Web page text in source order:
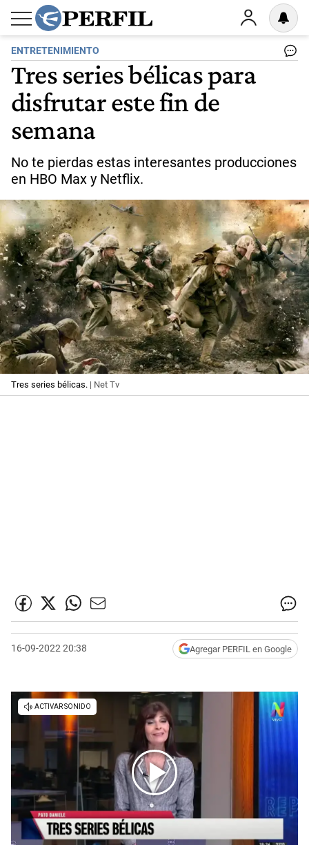
ENTRETENIMIENTO
Tres series bélicas para
disfrutar este fin de
semana
No te pierdas estas interesantes producciones
en HBO Max y Netflix.
Tres series bélicas. | Net Tv
16-09-2022 20:38 Agregar PERFIL en Google